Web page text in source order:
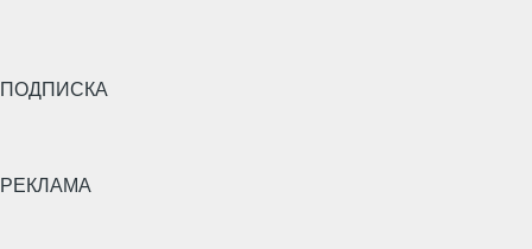
ПОДПИСКА
РЕКЛАМА